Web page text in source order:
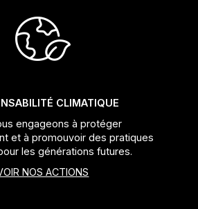
CLIMATIQUE
engageons à protéger
et à promouvoir des pratiques
les générations futures.
NOS ACTIONS